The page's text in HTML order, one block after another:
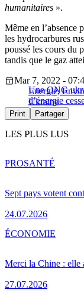
humanitaires ».
Même en l’absence
les hydrocarbures
poussé les cours du
tandis que le gaz
Une ONG
d’énergie
Mar 7, 2022 -
Energie,
Ukraine
Print Partager
LES PLUS LUS
Sept pays votent
24.07.2026
PROSANTÉ
Merci la Chine : elle
27.07.2026
ÉCONOMIE